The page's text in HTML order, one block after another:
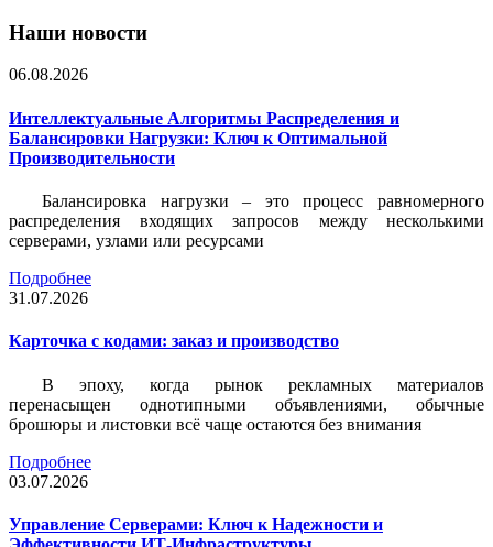
Наши новости
06.08.2026
Интеллектуальные Алгоритмы Распределения и
Балансировки Нагрузки: Ключ к Оптимальной
Производительности
Балансировка нагрузки – это процесс равномерного
распределения входящих запросов между несколькими
серверами, узлами или ресурсами
Подробнее
31.07.2026
Карточка c кодами: заказ и производство
В эпоху, когда рынок рекламных материалов
перенасыщен однотипными объявлениями, обычные
брошюры и листовки всё чаще остаются без внимания
Подробнее
03.07.2026
Управление Серверами: Ключ к Надежности и